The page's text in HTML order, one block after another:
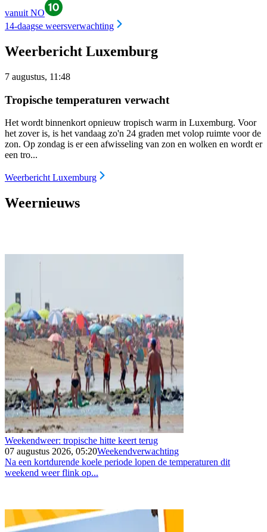
vanuit NO
14-daagse weersverwachting
Weerbericht Luxemburg
7 augustus, 11:48
Tropische temperaturen verwacht
Het wordt binnenkort opnieuw tropisch warm in Luxemburg. Voor
het zover is, is het vandaag zo'n 24 graden met volop ruimte voor de
zon. Op zondag is er een afwisseling van zon en wolken en wordt er
een tro...
Weerbericht Luxemburg
Weernieuws
Weekendweer: tropische hitte keert terug
07 augustus 2026, 05:20Weekendverwachting
Na een kortdurende koele periode lopen de temperaturen dit
weekend weer flink op...